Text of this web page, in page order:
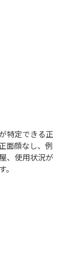
特定できる正
面顔なし、例
、使用状況が